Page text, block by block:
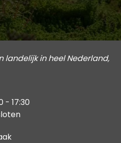
landelijk in heel Nederland,
- 17:30